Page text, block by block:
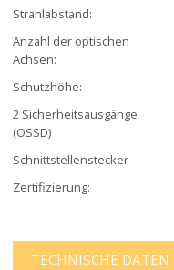
Strahlabstand:
Anzahl der optischen
Achsen:
Schutzhöhe:
2 Sicherheitsausgänge
(OSSD)
Schnittstellenstecker
Zertifizierung:
TECHNISCHE DATEN